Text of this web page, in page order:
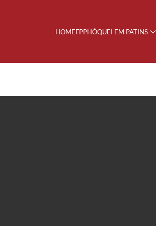
HOMEFPPHÓQUEI EM PATINS